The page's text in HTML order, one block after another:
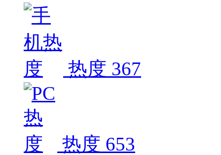
热度 367
热度 653